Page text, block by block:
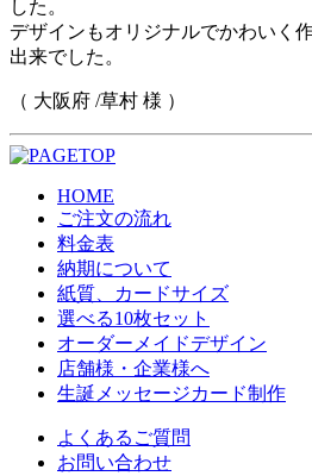
した。
デザインもオリジナルでかわいく
出来でした。
（ 大阪府 /草村 様 ）
HOME
ご注文の流れ
料金表
納期について
紙質、カードサイズ
選べる10枚セット
オーダーメイドデザイン
店舗様・企業様へ
生誕メッセージカード制作
よくあるご質問
お問い合わせ